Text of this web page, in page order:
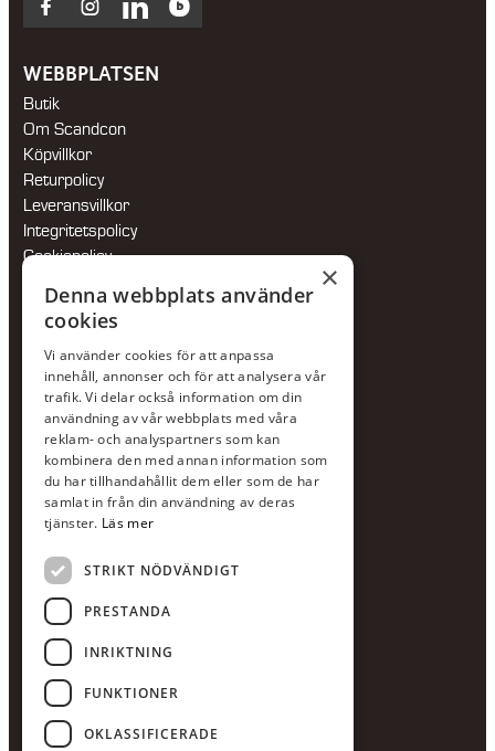
Facebook
Instagram
LinkedInBlocket
WEBBPLATSEN
Butik
Om Scandcon
Köpvillkor
Returpolicy
Leveransvillkor
Integritetspolicy
Cookiepolicy
Jour:073-36 88 87 0
Växel:020-120 29 00
E-post:info@scandcon.se
BESÖKSADRESS
Backagårdsgatan 9
511 57 Kinna
UPPGIFTER
Orgnummer
559375-8161
Swishnummer
123-615 05 28
×
Denna webbplats använder
cookies
Vi använder cookies för att anpassa
innehåll, annonser och för att analysera vår
trafik. Vi delar också information om din
användning av vår webbplats med våra
reklam- och analyspartners som kan
kombinera den med annan information som
du har tillhandahållit dem eller som de har
samlat in från din användning av deras
tjänster. Läs mer
STRIKT NÖDVÄNDIGT
PRESTANDA
INRIKTNING
FUNKTIONER
OKLASSIFICERADE